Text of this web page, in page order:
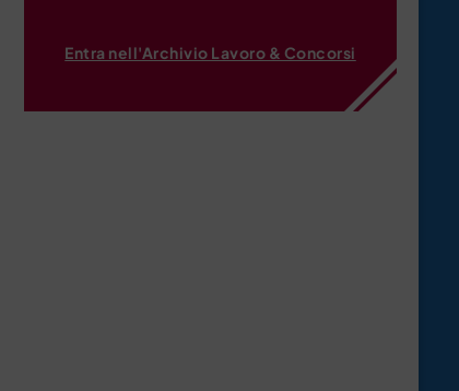
Entra nell'Archivio Lavoro & Concorsi